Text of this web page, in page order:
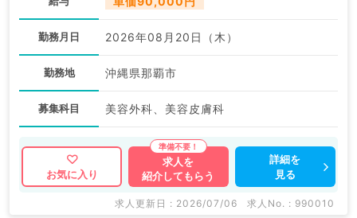
勤務月日 2026年08月20日（木）
勤務地 沖縄県那覇市
募集科目 美容外科、美容皮膚科
お気に入り
求人を
紹介してもらう
詳細を
見る
求人更新日 : 2026/07/06 求人No. : 990010